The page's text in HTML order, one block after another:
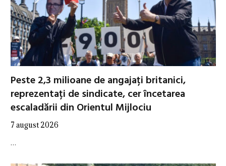
Peste 2,3 milioane de angajați britanici,
reprezentați de sindicate, cer încetarea
escaladării din Orientul Mijlociu
7 august 2026
…